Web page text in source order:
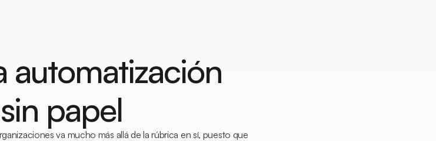
automatización
papel
va mucho más allá de la rúbrica en sí, puesto que